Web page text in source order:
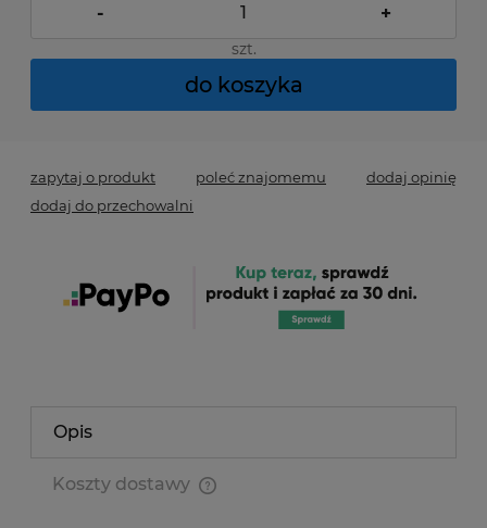
- +
szt.
do koszyka
zapytaj o produkt poleć znajomemu
dodaj opinię
dodaj do przechowalni
Opis
Koszty dostawy